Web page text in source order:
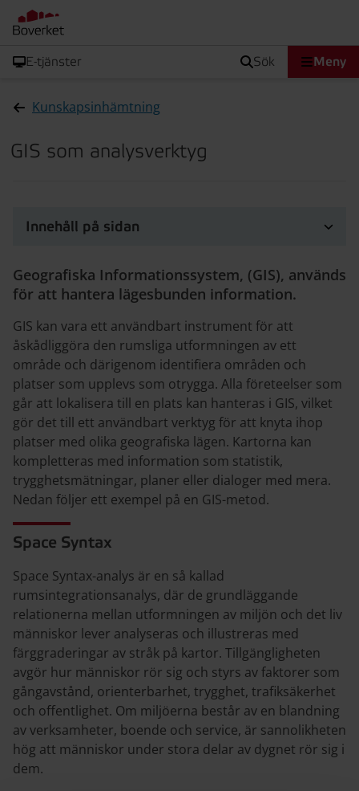
E-tjänster sök Meny
Kunskapsinhämtning
GIS som analysverktyg
Innehåll på sidan
Geografiska Informationssystem, (GIS), används
för att hantera lägesbunden information.
GIS kan vara ett användbart instrument för att
åskådliggöra den rumsliga utformningen av ett
område och därigenom identifiera områden och
platser som upplevs som otrygga. Alla företeelser som
går att lokalisera till en plats kan hanteras i GIS, vilket
gör det till ett användbart verktyg för att knyta ihop
platser med olika geografiska lägen. Kartorna kan
kompletteras med information som statistik,
trygghetsmätningar, planer eller dialoger med mera.
Nedan följer ett exempel på en GIS-metod.
Space Syntax
Space Syntax-analys är en så kallad
rumsintegrationsanalys, där de grundläggande
relationerna mellan utformningen av miljön och det liv
människor lever analyseras och illustreras med
färggraderingar av stråk på kartor. Tillgängligheten
avgör hur människor rör sig och styrs av faktorer som
gångavstånd, orienterbarhet, trygghet, trafiksäkerhet
och offentlighet. Om miljöerna består av en blandning
av verksamheter, boende och service, är sannolikheten
hög att människor under stora delar av dygnet rör sig i
dem.